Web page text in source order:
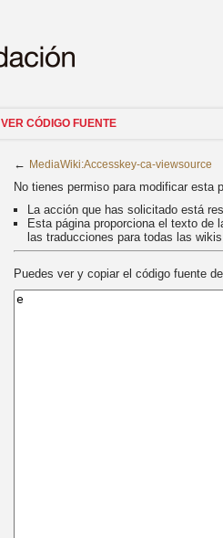
VER CÓDIGO FUENTE
← MediaWiki:Accesskey-ca-viewsource
No tienes permiso para modificar esta
La acción que has solicitado está
Esta página proporciona el texto de
las traducciones para todas las
Puedes ver y copiar el código fuente